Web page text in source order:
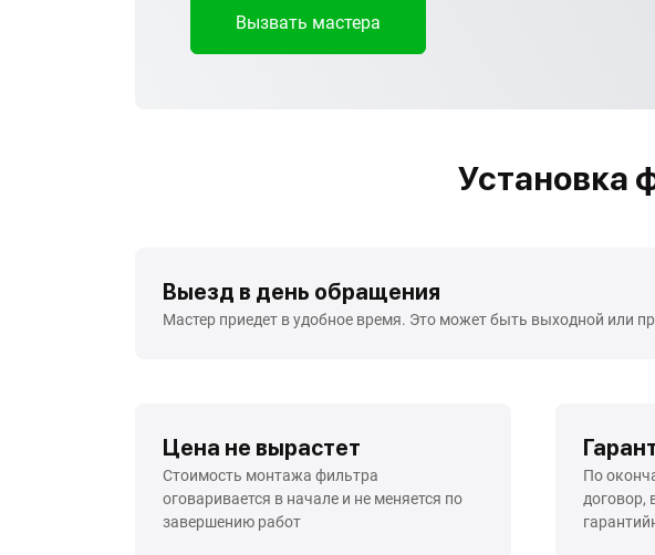
Вызвать мастера
Установка
Выезд в день обращения
Мастер приедет в удобное время. Это может быть выходной или
Цена не вырастет
Стоимость монтажа фильтра
оговаривается в начале и не меняется по
завершению работ
По
договор,